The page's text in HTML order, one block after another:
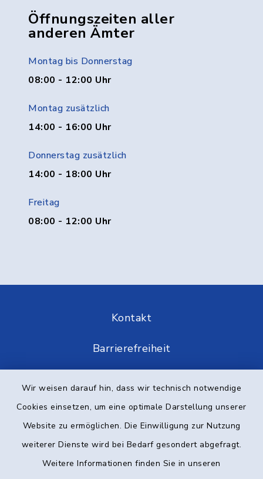
Wir weisen darauf hin, dass wir technisch notwendige
Cookies einsetzen, um eine optimale Darstellung unserer
Website zu ermöglichen. Die Einwilligung zur Nutzung
weiterer Dienste wird bei Bedarf gesondert abgefragt.
Weitere Informationen finden Sie in unseren
Öffnungszeiten aller
anderen Ämter
Montag bis Donnerstag
08:00 - 12:00 Uhr
Montag zusätzlich
14:00 - 16:00 Uhr
Donnerstag zusätzlich
14:00 - 18:00 Uhr
Freitag
08:00 - 12:00 Uhr
Kontakt
Barrierefreiheit
Impressum
Elektronische Kommunikation
Sitemap